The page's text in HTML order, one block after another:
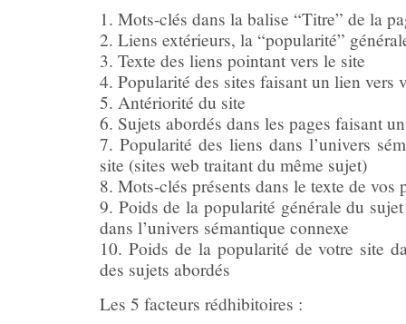
1. Mots-clés dans la balise “Titre” de la
2. Liens extérieurs, la “popularité”
3. Texte des liens pointant vers le site
4. Popularité des sites faisant un lien vers
5. Antériorité du site
6. Sujets abordés dans les pages faisant
7. Popularité des liens dans l’univers
site (sites web traitant du même sujet)
8. Mots-clés présents dans le texte de vos
9. Poids de la popularité générale du
dans l’univers sémantique connexe
10. Poids de la popularité de votre site
des sujets abordés
Les 5 facteurs rédhibitoires :